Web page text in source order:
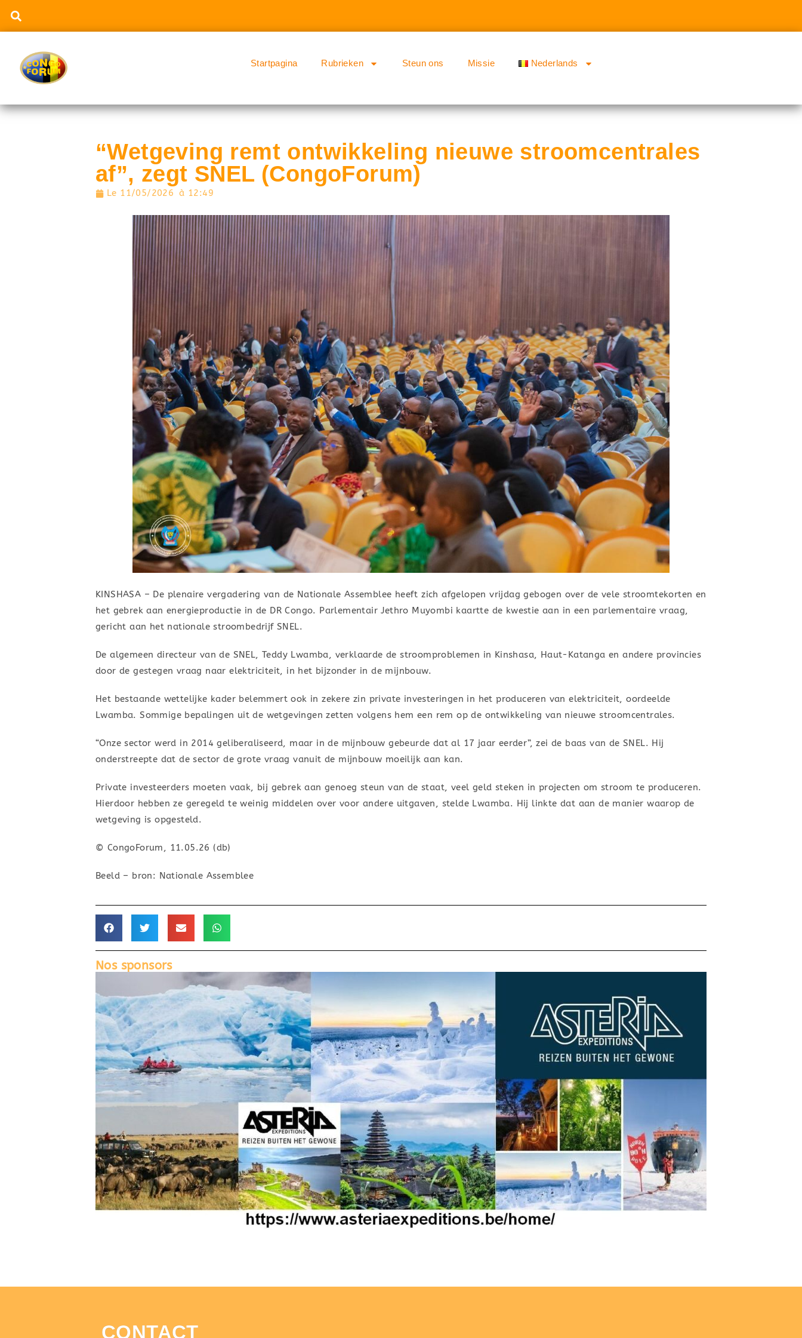
Startpagina Rubrieken Steun ons Missie Nederlands
“Wetgeving remt ontwikkeling nieuwe stroomcentrales
af”, zegt SNEL (CongoForum)
Le 11/05/2026 à 12:49
KINSHASA – De plenaire vergadering van de Nationale Assemblee heeft zich afgelopen vrijdag gebogen over de vele stroomtekorten en
het gebrek aan energieproductie in de DR Congo. Parlementair Jethro Muyombi kaartte de kwestie aan in een parlementaire vraag,
gericht aan het nationale stroombedrijf SNEL.
De algemeen directeur van de SNEL, Teddy Lwamba, verklaarde de stroomproblemen in Kinshasa, Haut-Katanga en andere provincies
door de gestegen vraag naar elektriciteit, in het bijzonder in de mijnbouw.
Het bestaande wettelijke kader belemmert ook in zekere zin private investeringen in het produceren van elektriciteit, oordeelde
Lwamba. Sommige bepalingen uit de wetgevingen zetten volgens hem een rem op de ontwikkeling van nieuwe stroomcentrales.
“Onze sector werd in 2014 geliberaliseerd, maar in de mijnbouw gebeurde dat al 17 jaar eerder”, zei de baas van de SNEL. Hij
onderstreepte dat de sector de grote vraag vanuit de mijnbouw moeilijk aan kan.
Private investeerders moeten vaak, bij gebrek aan genoeg steun van de staat, veel geld steken in projecten om stroom te produceren.
Hierdoor hebben ze geregeld te weinig middelen over voor andere uitgaven, stelde Lwamba. Hij linkte dat aan de manier waarop de
wetgeving is opgesteld.
© CongoForum, 11.05.26 (db)
Beeld – bron: Nationale Assemblee
Nos sponsors
CONTACT